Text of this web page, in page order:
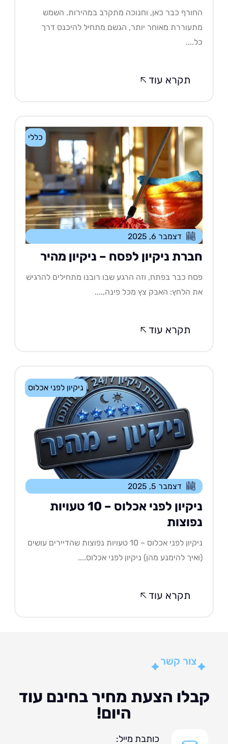
כבר כאן, וחנוכה מתקרב במהירות. השמש
מאוחר יותר, הגשם מתחיל להיכנס דרך
תקרא עוד
כללי
דצמבר 6, 2025
ניקיון לפסח – ניקיון מהיר
כבר בפתח, וזה הרגע שבו רובנו מתחילים להרגיש
הלחץ: האבק צץ מכל פינה,....
תקרא עוד
ניקיון לפני אכלוס
דצמבר 5, 2025
ניקיון לפני אכלוס – 10 טעויות
ניקיון לפני אכלוס – 10 טעויות נפוצות שהדיירים עושים
להימנע מהן) ניקיון לפני אכלוס....
תקרא עוד
צור קשר
הצעת מחיר בחינם עוד
היום!
כותבת מייל: